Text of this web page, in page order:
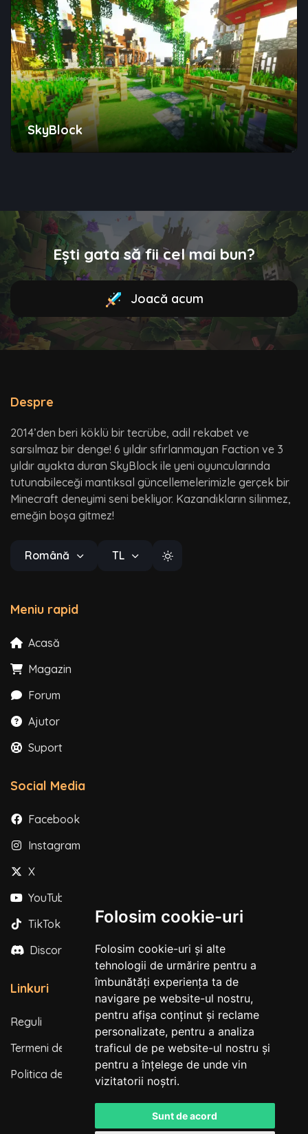
Folosim cookie-uri
Folosim cookie-uri și alte
tehnologii de urmărire pentru a
îmbunătăți experiența ta de
navigare pe website-ul nostru,
pentru afișa conținut și reclame
personalizate, pentru a analiza
traficul de pe website-ul nostru și
pentru a înțelege de unde vin
vizitatorii noștri.
Sunt de acord
SkyBlock
Ești gata să fii cel mai bun?
Joacă acum
Despre
2014’den beri köklü bir tecrübe, adil rekabet ve
sarsılmaz bir denge! 6 yıldır sıfırlanmayan Faction ve 3
yıldır ayakta duran SkyBlock ile yeni oyuncularında
tutunabileceği mantıksal güncellemelerimizle gerçek bir
Minecraft deneyimi seni bekliyor. Kazandıkların silinmez,
emeğin boşa gitmez!
Română TL
Meniu rapid
Acasă
Magazin
Forum
Ajutor
Suport
Social Media
Facebook
Instagram
X
YouTube
TikTok
Discord
Linkuri
Reguli
Termeni de utilizare
Politica de confidențialitate